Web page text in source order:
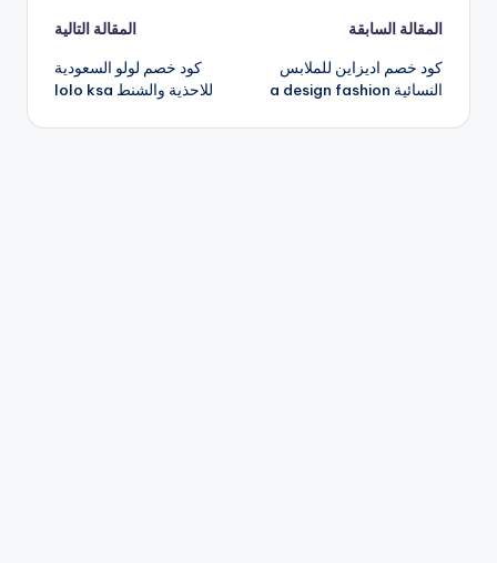
تصفّح
المقالات
المقالة السابقة
كود خصم اديزاين للملابس
النسائية a design fashion
المقالة التالية
كود خصم لولو السعودية
للاحذية والشنط lolo ksa